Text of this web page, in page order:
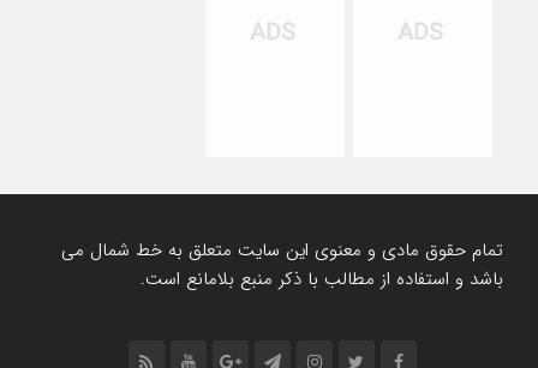
تمام حقوق مادی و معنوی این سایت متعلق به خط شمال می
باشد و استفاده از مطالب با ذکر منبع بلامانع است.